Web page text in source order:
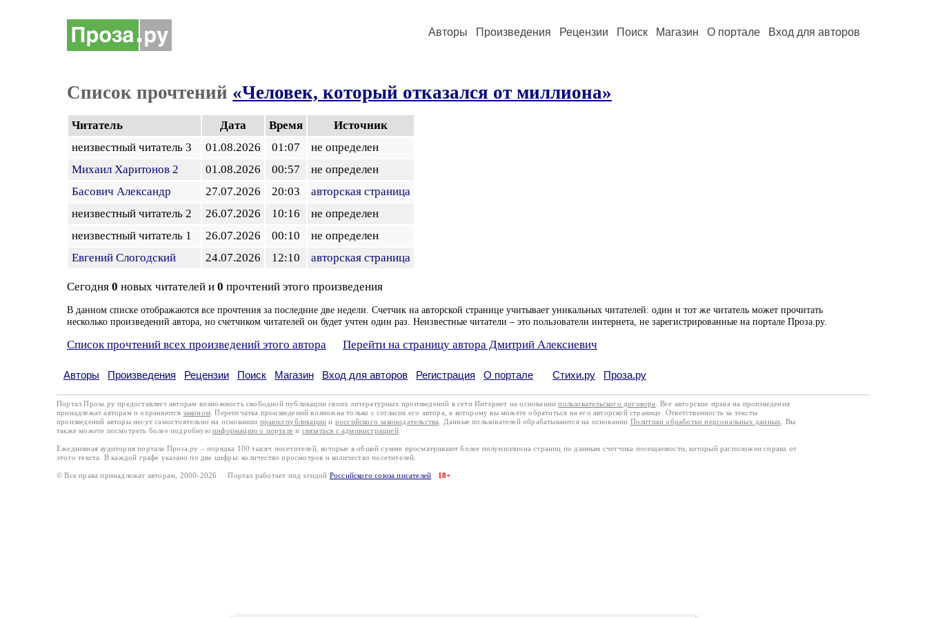
Авторы Произведения Рецензии Поиск Магазин О портале Вход для авторов
Список прочтений «Человек, который отказался от миллиона»
Читатель Дата Время
Источник
неизвестный читатель 3
01.08.2026 01:07
не определен
Михаил Харитонов 2
01.08.2026 00:57
не определен
Басович Александр
27.07.2026 20:03
авторская страница
неизвестный читатель 2
26.07.2026 10:16
не определен
неизвестный читатель 1
26.07.2026 00:10
не определен
Евгений Слогодский
24.07.2026 12:10 авторская страница
Сегодня 0 новых читателей и 0 прочтений этого произведения
В данном списке отображаются все прочтения за последние две недели. Счетчик на авторской странице учитывает уникальных читателей: один и тот же читатель может прочитать
несколько произведений автора, но счетчиком читателей он будет учтен один раз. Неизвестные читатели – это пользователи интернета, не зарегистрированные на портале Проза.ру.
Список прочтений всех произведений этого автора Перейти на страницу автора Дмитрий Алексиевич
Авторы Произведения Рецензии Поиск Магазин Вход для авторов Регистрация О портале Стихи.ру Проза.ру
Портал Проза.ру предоставляет авторам возможность свободной публикации своих литературных произведений в сети Интернет на основаниипользовательского договора
. Все авторские права на произведения
принадлежат авторам и охраняются законом . Перепечатка произведений возможна только с согласия его автора, к которому вы можете обратиться на его авторской странице. Ответственность за тексты
произведений авторы несут самостоятельно на основании правил публикации и российского законодательства . Данные пользователей обрабатываются на основании Политики обработки персональных данных
. Вы
также можете посмотреть более подробную информацию о портале и связаться с администрацией.
Ежедневная аудитория портала Проза.ру – порядка 100 тысяч посетителей, которые в общей сумме просматривают более полумиллиона страниц по данным счетчика посещаемости, который расположен справа от
этого текста. В каждой графе указано по две цифры: количество просмотров и количество посетителей.
© Все права принадлежат авторам, 2000-2026 Портал работает под эгидой Российского союза писателей 18+